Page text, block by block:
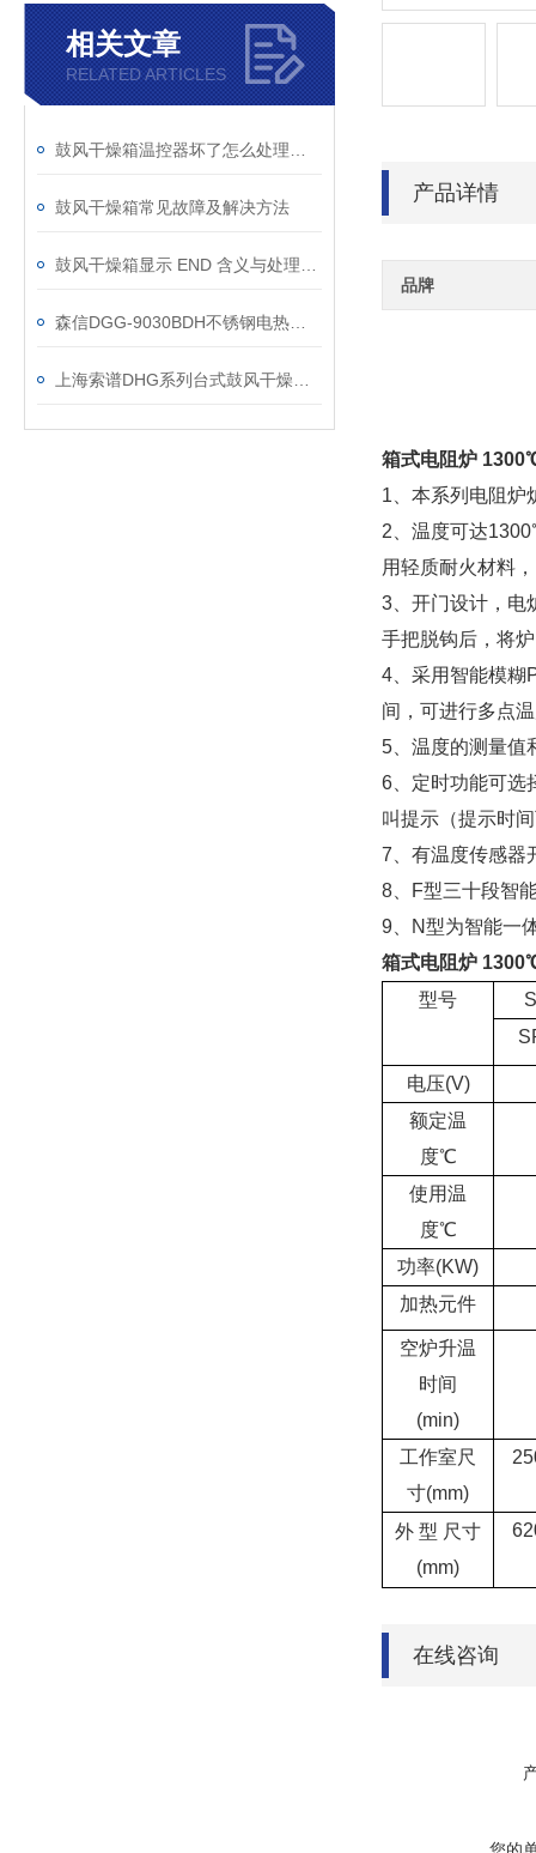
相关文章
RELATED ARTICLES
鼓风干燥箱常见故障及解决方法
产品详情
品牌
箱式电阻炉
1、本系列电阻炉
2、温度可达
用轻质耐火材料
3、开门设计，电
手把脱钩后，将
4、采用智能模糊
间，可进行多点
5、温度的测量
6、定时功能可选
叫提示（提示时
7、有温度传感器
8、F型三十段智
9、N型为智能一
箱式电阻炉
型号
电压(V)
额定温
度℃
使用温
度℃
功率(KW)
加热元件
空炉升温
时间
(min)
工作室尺
寸(mm)
外 型 尺寸
(mm)
在线咨询